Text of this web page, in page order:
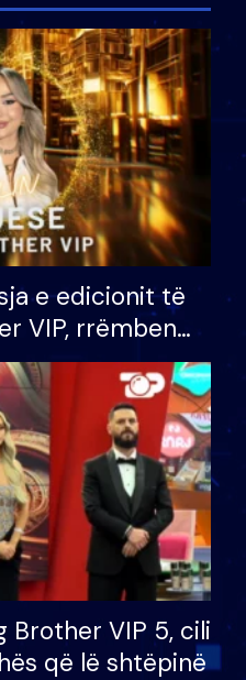
e edicionit të
VIP, rrëmben
100 mijë eurosh
Brother VIP 5, cili
që lë shtëpinë